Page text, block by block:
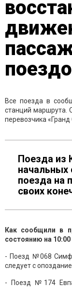
Все поезда в
станций маршрута.
перевозчика «Гранд
Поезда из
начальных
поезда на
своих
Как сообщили в
состоянию на
- Поезд №068
следует с
- Поезд №174